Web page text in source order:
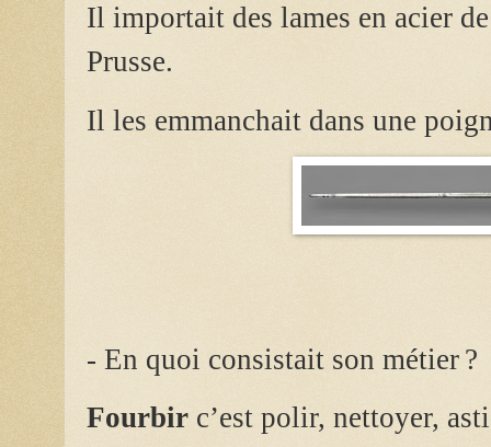
Il importait des lames en acier
Prusse.
Il les emmanchait dans une
- En quoi consistait son métier ?
Fourbir c’est polir, nettoyer,